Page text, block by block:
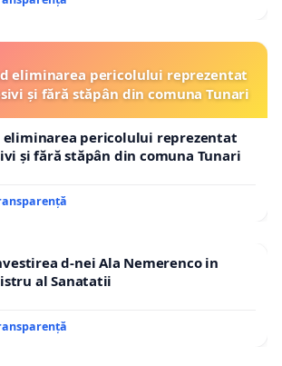
eliminarea pericolului reprezentat
și fără stăpân din comuna Tunari
pericolului reprezentat
și fără stăpân din comuna Tunari
d-nei Ala Nemerenco in
al Sanatatii